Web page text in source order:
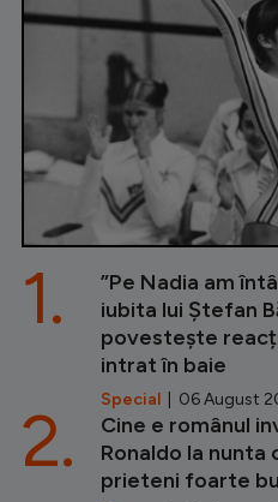
”Pe Nadia am
iubita lui Ștefan
povestește
intrat în baie
Special | 06 August
1.
Cine e românul
Ronaldo la nunta
prieteni foarte
2.